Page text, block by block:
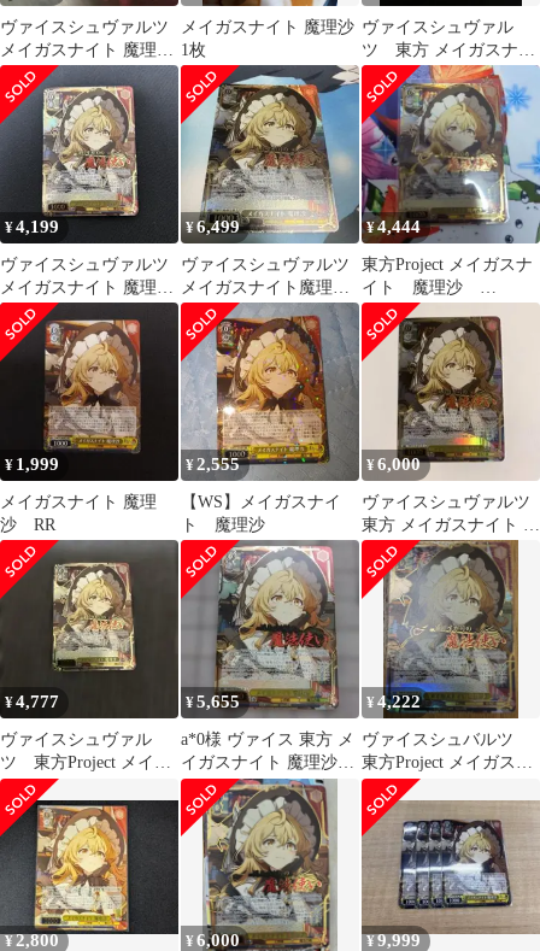
ヴァイスシュヴァルツ
メイガスナイト 魔理沙
SR 星3 SR ⭐︎⭐︎⭐︎
メイガスナイト 魔理沙
1枚
ヴァイスシュヴァル
ツ 東方 メイガスナイ
ト魔理沙 SR☆☆☆
¥4,199
ヴァイスシュヴァルツ
メイガスナイト 魔理沙
SR 星3 SR ⭐︎⭐︎⭐︎
¥6,499
ヴァイスシュヴァルツ
メイガスナイト魔理
沙 通りすがりの魔法
使い 魔理沙 SR②
¥4,444
東方Project メイガスナ
イト 魔理沙
SR★★★ 星3パラレ
ル
¥ 1,999
メイガスナイト 魔理
沙 RR
¥2,555
【WS】メイガスナイ
ト 魔理沙
¥6,000
ヴァイスシュヴァルツ
東方 メイガスナイト 魔
理沙 SR 星3 ★★★
¥4,777
ヴァイスシュヴァル
ツ 東方Project メイガ
スナイト 魔理沙
SR★★★星3
¥5,655
a*0様 ヴァイス 東方 メ
イガスナイト 魔理沙
SR星3
¥4,222
ヴァイスシュバルツ
東方Project メイガスナ
イト 魔理沙 SR
¥2,800 ¥6,000 ¥9,999